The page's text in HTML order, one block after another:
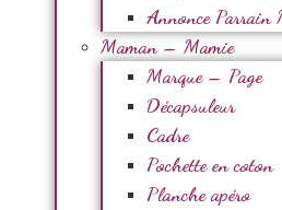
Annonce Parrain
Maman – Mamie
Marque – Page
Décapsuleur
Cadre
Pochette en coton
Planche apéro